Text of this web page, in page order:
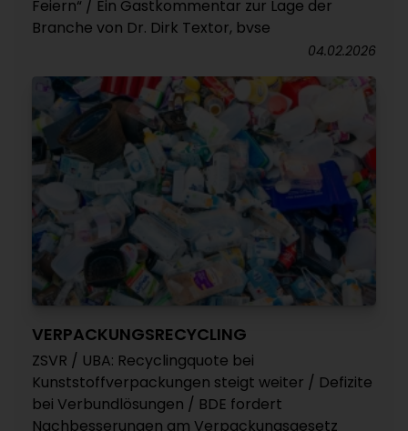
Feiern“ / Ein Gastkommentar zur Lage der
Branche von Dr. Dirk Textor, bvse
04.02.2026
VERPACKUNGSRECYCLING
ZSVR / UBA: Recyclingquote bei
Kunststoffverpackungen steigt weiter / Defizite
bei Verbundlösungen / BDE fordert
Nachbesserungen am Verpackungsgesetz